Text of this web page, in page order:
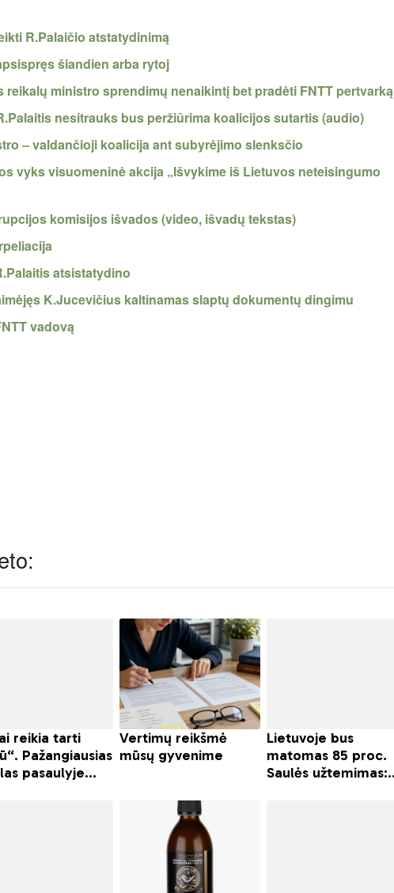
R.Palaičio atstatydinimą
šiandien arba rytoj
ministro sprendimų nenaikintį bet pradėti FNTT pertvarką
nesitrauks bus peržiūrima koalicijos sutartis (audio)
– valdančioji koalicija ant subyrėjimo slenksčio
vyks visuomeninė akcija „Išvykime iš Lietuvos neteisingumo
komisijos išvados (video, išvadų tekstas)
atsistatydino
K.Jucevičius kaltinamas slaptų dokumentų dingimu
vadovą